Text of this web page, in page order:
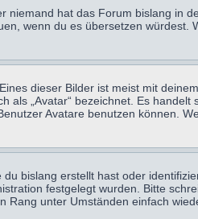
hat das Forum bislang in
wenn du es übersetzen
dieser Bilder ist meist mit
„Avatar“ bezeichnet. Es
Avatare benutzen können.
bislang erstellt hast oder
festgelegt wurden. Bitte
unter Umständen einfach